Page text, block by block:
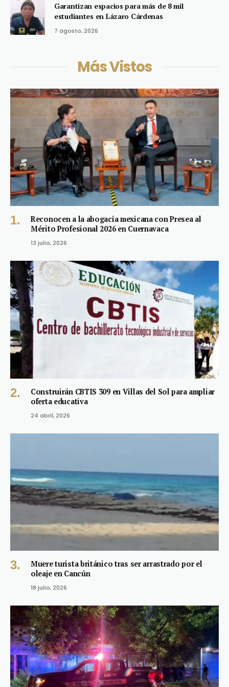
Garantizan espacios para más de 8 mil
estudiantes en Lázaro Cárdenas
7 agosto, 2026
Más Vistos
Reconocen a la abogacía mexicana con Presea al
Mérito Profesional 2026 en Cuernavaca
13 julio, 2026
Construirán CBTIS 309 en Villas del Sol para ampliar
oferta educativa
24 abril, 2026
Muere turista británico tras ser arrastrado por el
oleaje en Cancún
18 julio, 2026